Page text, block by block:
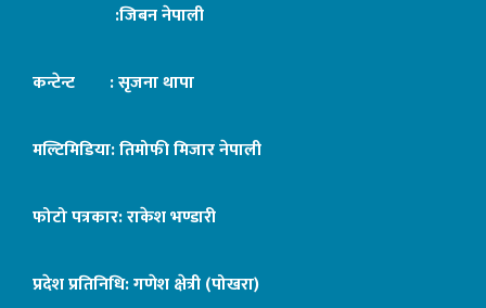
:जिबन नेपाली
कन्टेन्ट : सृजना थापा
मल्टिमिडिया: तिमोफी मिजार नेपाली
फोटो पत्रकार: राकेश भण्डारी
प्रदेश प्रतिनिधि: गणेश क्षेत्री (पोखरा)